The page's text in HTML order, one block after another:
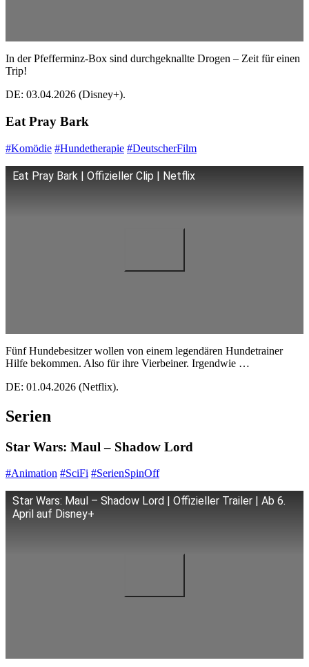
In der Pfefferminz-Box sind durchgeknallte Drogen – Zeit für einen
Trip!
DE: 03.04.2026 (Disney+).
Eat Pray Bark
#Komödie #Hundetherapie #DeutscherFilm
Eat Pray Bark | Offizieller Clip | Netflix
Fünf Hundebesitzer wollen von einem legendären Hundetrainer
Hilfe bekommen. Also für ihre Vierbeiner. Irgendwie …
DE: 01.04.2026 (Netflix).
Serien
Star Wars: Maul – Shadow Lord
#Animation #SciFi #SerienSpinOff
Star Wars: Maul – Shadow Lord | Offizieller Trailer | Ab 6.
April auf Disney+